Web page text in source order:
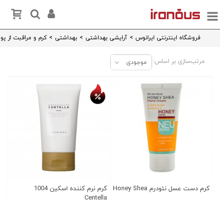
فروشگاه اینترنتی ایرانوس > آرایشی بهداشتی > بهداشتی > کرم و مراقبت از
مرتب‌سازی بر اساس: موجودی
کرم دست عسل نئودرم Honey Shea
کرم نرم کننده اسکین 1004
Centella